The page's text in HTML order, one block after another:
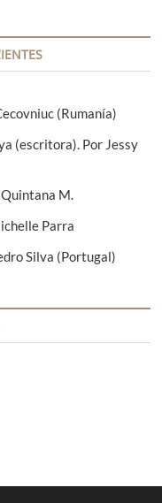
(Rumanía)
(escritora). Por Jessy
M.
Parra
Silva (Portugal)